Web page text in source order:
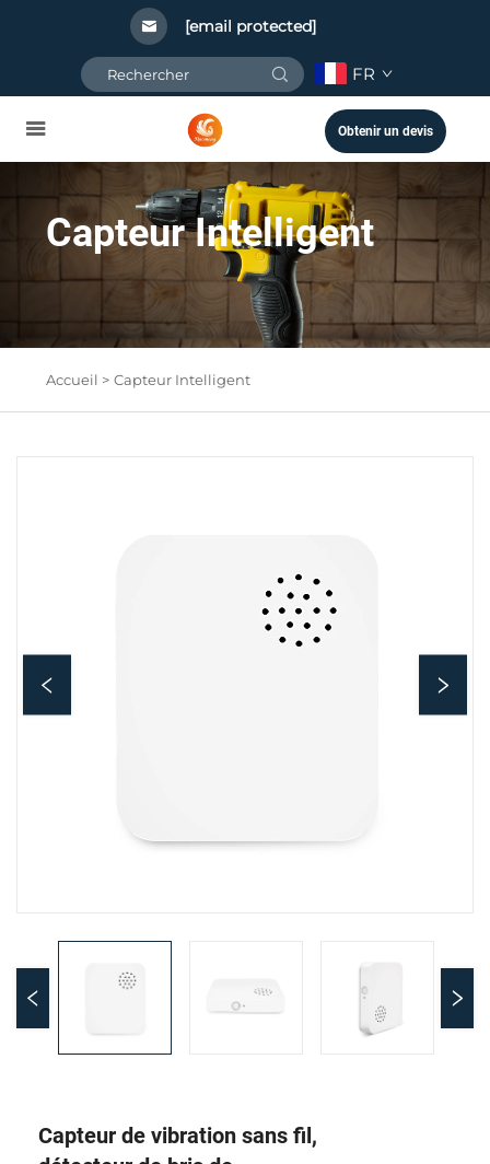
[email protected]
FR
Obtenir un devis
Capteur Intelligent
Accueil > Capteur Intelligent
Capteur de vibration sans fil,